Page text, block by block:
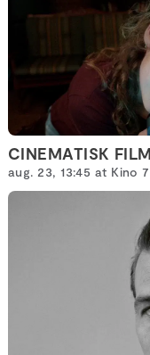
CINEMATISK
aug. 23, 13:45 at Kino